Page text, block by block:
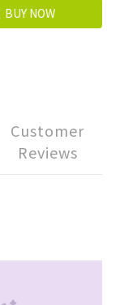
BUY NOW
Customer
Reviews